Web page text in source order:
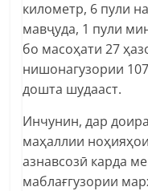
километр, 6 пули
мавҷуда, 1 пули
бо масоҳати 27
нишонагузории
дошта шудааст.
Инчунин, дар
маҳаллии
азнавсозӣ карда
маблағгузории